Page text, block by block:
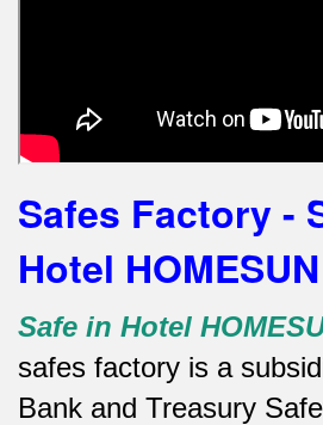
Safes Factory -
Hotel HOMESUN
Safe in Hotel
safes factory is a
Bank and Treasury